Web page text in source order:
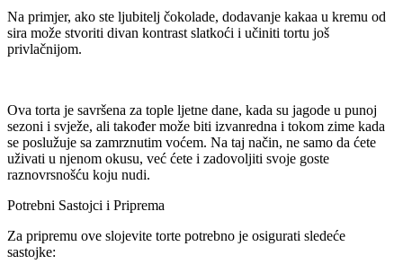
Na primjer, ako ste ljubitelj čokolade, dodavanje kakaa u kremu od
sira može stvoriti divan kontrast slatkoći i učiniti tortu još
privlačnijom.
Ova torta je savršena za tople ljetne dane, kada su jagode u punoj
sezoni i svježe, ali također može biti izvanredna i tokom zime kada
se poslužuje sa zamrznutim voćem. Na taj način, ne samo da ćete
uživati u njenom okusu, već ćete i zadovoljiti svoje goste
raznovrsnošću koju nudi.
Potrebni Sastojci i Priprema
Za pripremu ove slojevite torte potrebno je osigurati sledeće
sastojke: